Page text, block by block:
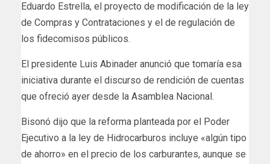
Eduardo Estrella, el proyecto de modificación de la ley
de Compras y Contrataciones y el de regulación de
los fidecomisos públicos.
El presidente Luis Abinader anunció que tomaría esa
iniciativa durante el discurso de rendición de cuentas
que ofreció ayer desde la Asamblea Nacional.
Bisonó dijo que la reforma planteada por el Poder
Ejecutivo a la ley de Hidrocarburos incluye «algún tipo
de ahorro» en el precio de los carburantes, aunque se